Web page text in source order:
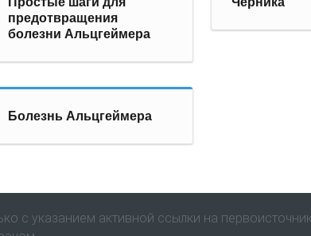
предотвращения
болезни Альцгеймера
Болезнь Альцгеймера
с указанием активной ссылки на